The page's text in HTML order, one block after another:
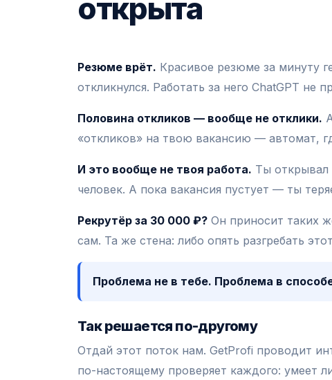
открыта
Резюме врёт. Красивое резюме за минуту
откликнулся. Работать за него ChatGPT не
Половина откликов — вообще не отклики.
«откликов» на твою вакансию — автомат,
И это вообще не твоя работа. Ты открывал
человек. А пока вакансия пустует — ты
Рекрутёр за 30 000 ₽? Он приносит таких
сам. Та же стена: либо опять разгребать
Проблема не в тебе. Проблема в
Так решается по-другому
Отдай этот поток нам. GetProfi проводит
по-настоящему проверяет каждого: умеет